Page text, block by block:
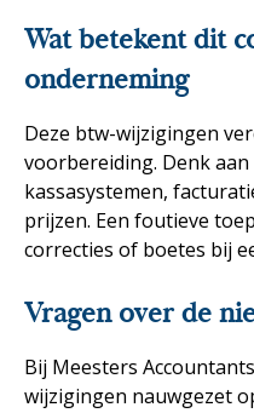
Wat betekent dit
onderneming
Deze btw-wijzigingen
voorbereiding. Denk
kassasystemen,
prijzen. Een foutieve
correcties of boetes bij
Vragen over de
Bij Meesters
wijzigingen nauwgezet